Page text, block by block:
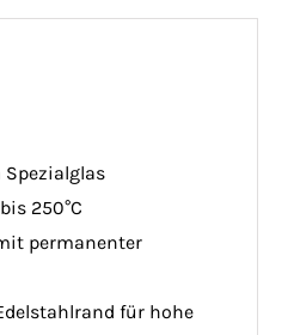
250°C
permanenter
für hohe